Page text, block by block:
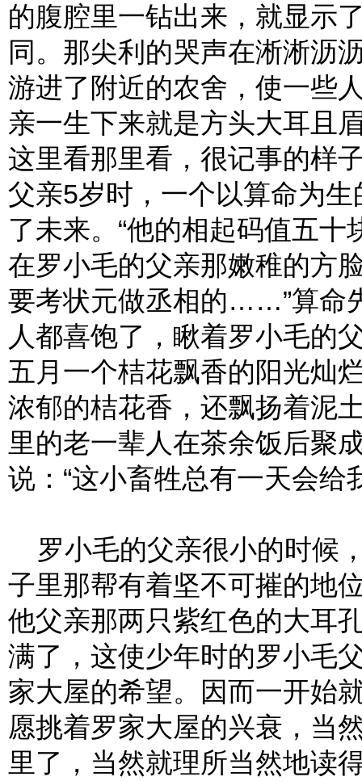
的腹腔里一钻出来，就显示
同。那尖利的哭声在淅淅沥
游进了附近的农舍，使一些
亲一生下来就是方头大耳且
这里看那里看，很记事的样
父亲5岁时，一个以算命为
了未来。“他的相起码值五
在罗小毛的父亲那嫩稚的方
要考状元做丞相的……”算命
人都喜饱了，瞅着罗小毛的
五月一个桔花飘香的阳光灿
浓郁的桔花香，还飘扬着泥
里的老一辈人在茶余饭后聚
说：“这小畜牲总有一天会给
罗小毛的父亲很小的时候
子里那帮有着坚不可摧的地
他父亲那两只紫红色的大耳
满了，这使少年时的罗小毛
家大屋的希望。因而一开始
愿挑着罗家大屋的兴衰，当
里了，当然就理所当然地读